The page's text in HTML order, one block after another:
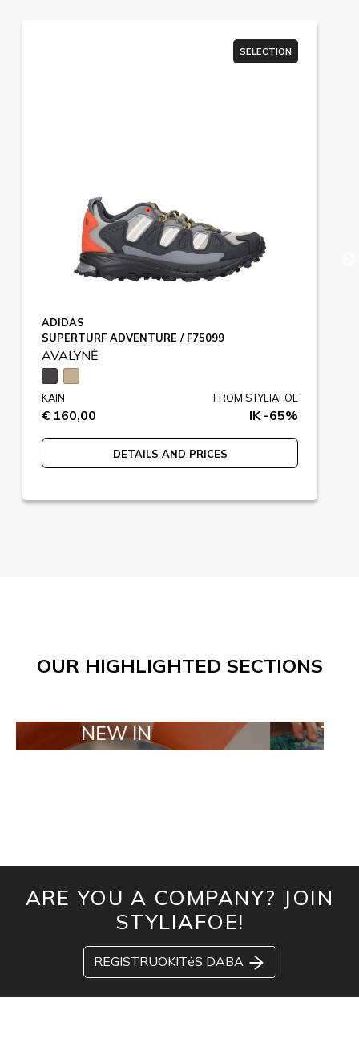
SELECTION
ADIDAS
SUPERTURF ADVENTURE / F75099
AVALYNĖ
KAIN
€ 160,00
FROM STYLIAFOE
IK -65%
DETAILS AND PRICES
OUR HIGHLIGHTED SECTIONS
NEW IN TAILOR
ARE YOU A COMPANY? JOIN
STYLIAFOE!
REGISTRUOKITėS DABA